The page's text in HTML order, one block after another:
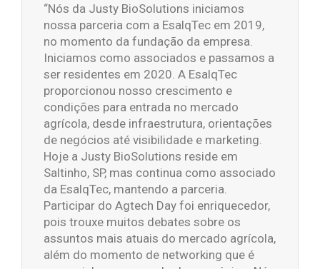
“Nós da Justy BioSolutions iniciamos
nossa parceria com a EsalqTec em 2019,
no momento da fundação da empresa.
Iniciamos como associados e passamos a
ser residentes em 2020. A EsalqTec
proporcionou nosso crescimento e
condições para entrada no mercado
agrícola, desde infraestrutura, orientações
de negócios até visibilidade e marketing.
Hoje a Justy BioSolutions reside em
Saltinho, SP, mas continua como associado
da EsalqTec, mantendo a parceria.
Participar do Agtech Day foi enriquecedor,
pois trouxe muitos debates sobre os
assuntos mais atuais do mercado agrícola,
além do momento de networking que é